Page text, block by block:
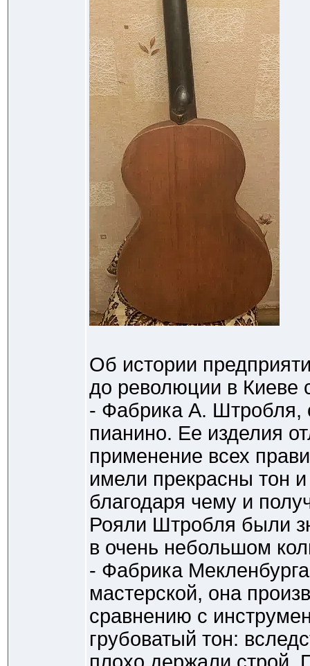
Об истории
до революции в Киеве
- Фабрика А. Штробля,
пианино. Ее изделия
применение всех
имели прекрасны тон
благодаря чему и
Рояли Штробля были
в очень небольшом
- Фабрика
мастерской, она
сравнению с
грубоватый тон: